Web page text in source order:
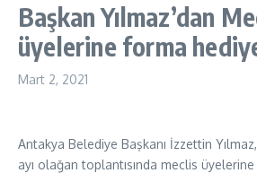
Başkan Yılmaz’dan
üyelerine forma
Mart 2, 2021
Antakya Belediye Başkanı İzzettin
ayı olağan toplantısında meclis